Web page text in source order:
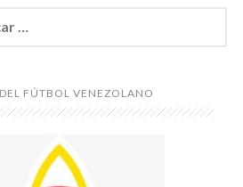
FÚTBOL VENEZOLANO